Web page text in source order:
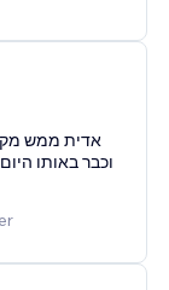
אדית ממש
וכבר באותו